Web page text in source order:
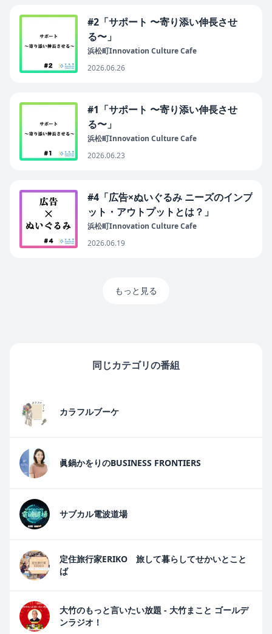
#2「サポート 〜寄り添い伸長させ
る〜」
浜松町Innovation Culture Cafe
2026.06.26
#1「サポート 〜寄り添い伸長させ
る〜」
浜松町Innovation Culture Cafe
2026.06.23
#4「広告×ぬいぐるみ ニーズのインプ
ット・アウトプットとは？」
浜松町Innovation Culture Cafe
2026.06.19
もっと見る
同じカテゴリの番組
カラフルブーケ
眞鍋かをりのBUSINESS FRONTIERS
サブカル電波道場
定住旅行家ERIKO 旅して暮らしてせかいとこと
ば
大竹のもっと言いたい放題 - 大竹まこと ゴールデ
ンラジオ！